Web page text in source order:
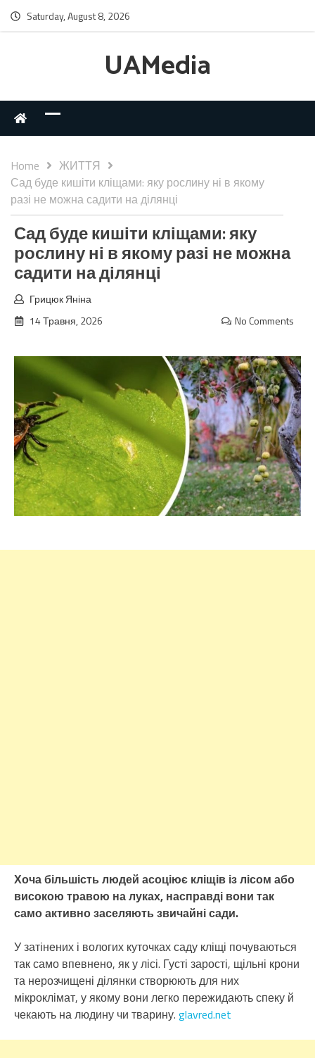
Saturday, August 8, 2026
UAMedia
Home
ЖИТТЯ
Сад буде кишіти кліщами: яку рослину ні в якому
разі не можна садити на ділянці
Сад буде кишіти кліщами: яку
рослину ні в якому разі не можна
садити на ділянці
Грицюк Яніна
14 Травня, 2026
No Comments
Хоча більшість людей асоціює кліщів із лісом або
високою травою на луках, насправді вони так
само активно заселяють звичайні сади.
У затінених і вологих куточках саду кліщі почуваються
так само впевнено, як у лісі. Густі зарості, щільні крони
та нерозчищені ділянки створюють для них
мікроклімат, у якому вони легко пережидають спеку й
чекають на людину чи тварину. glavred.net